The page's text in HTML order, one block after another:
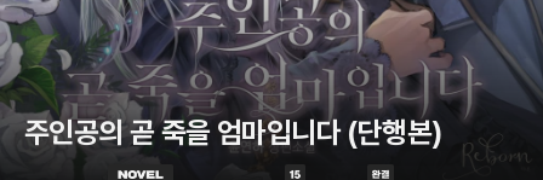
주인공의 곧 죽을 엄마입니다 (단행본)